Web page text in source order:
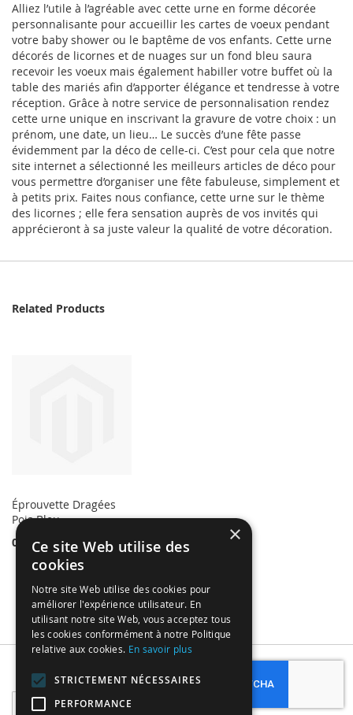
Alliez l’utile à l’agréable avec cette urne en forme décorée
personnalisante pour accueillir les cartes de voeux pendant
votre baby shower ou le baptême de vos enfants. Cette urne
décorés de licornes et de nuages sur un fond bleu saura
recevoir les voeux mais également habiller votre buffet où la
table des mariés afin d’apporter élégance et tendresse à votre
réception. Grâce à notre service de personnalisation rendez
cette urne unique en inscrivant la gravure de votre choix : un
prénom, une date, un lieu… Le succès d’une fête passe
évidemment par la déco de celle-ci. C’est pour cela que notre
site internet a sélectionné les meilleurs articles de déco pour
vous permettre d’organiser une fête fabuleuse, simplement et
à petits prix. Faites nous confiance, cette urne sur le thème
des licornes ; elle fera sensation auprès de vos invités qui
apprécieront à sa juste valeur la qualité de votre décoration.
Related Products
Éprouvette Dragées
Pois Bleu
0,15 €
Sign
Subscribe
×
Ce site Web utilise des
cookies
Notre site Web utilise des cookies pour
améliorer l'expérience utilisateur. En
utilisant notre site Web, vous acceptez tous
les cookies conformément à notre Politique
relative aux cookies. En savoir plus
STRICTEMENT NÉCESSAIRES
PERFORMANCE